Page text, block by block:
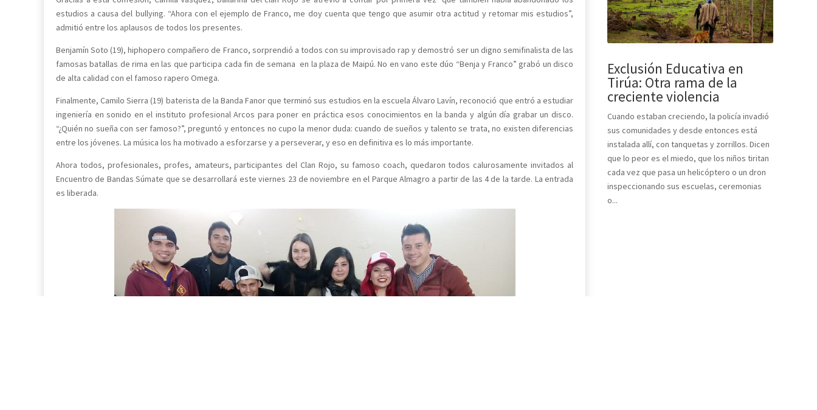
estudios a causa del bullying. “Ahora con el ejemplo de Franco, me doy cuenta que tengo que asumir otra actitud y retomar mis estudios”,
admitió entre los aplausos de todos los presentes.
Benjamín Soto (19), hiphopero compañero de Franco, sorprendió a todos con su improvisado rap y demostró ser un digno semifinalista de las
famosas batallas de rima en las que participa cada fin de semana en la plaza de Maipú. No en vano este dúo “Benja y Franco” grabó un disco
de alta calidad con el famoso rapero Omega.
Finalmente, Camilo Sierra (19) baterista de la Banda Fanor que terminó sus estudios en la escuela Álvaro Lavín, reconoció que entró a estudiar
ingeniería en sonido en el instituto profesional Arcos para poner en práctica esos conocimientos en la banda y algún día grabar un disco.
“¿Quién no sueña con ser famoso?”, preguntó y entonces no cupo la menor duda: cuando de sueños y talento se trata, no existen diferencias
entre los jóvenes. La música los ha motivado a esforzarse y a perseverar, y eso en definitiva es lo más importante.
Ahora todos, profesionales, profes, amateurs, participantes del Clan Rojo, su famoso coach, quedaron todos calurosamente invitados al
Encuentro de Bandas Súmate que se desarrollará este viernes 23 de noviembre en el Parque Almagro a partir de las 4 de la tarde. La entrada
es liberada.
Exclusión Educativa en
Tirúa: Otra rama de la
creciente violencia
Cuando estaban creciendo, la policía invadió
sus comunidades y desde entonces está
instalada allí, con tanquetas y zorrillos. Dicen
que lo peor es el miedo, que los niños tiritan
cada vez que pasa un helicóptero o un dron
inspeccionando sus escuelas, ceremonias
o...